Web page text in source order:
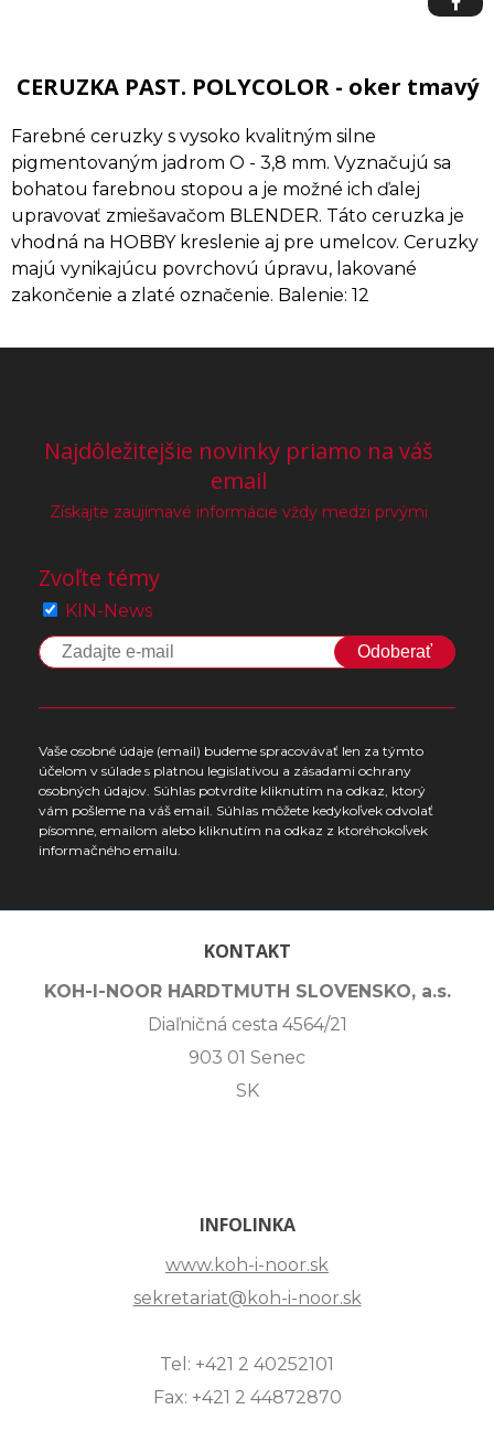
CERUZKA PAST. POLYCOLOR - oker tmavý
Farebné ceruzky s vysoko kvalitným silne
pigmentovaným jadrom O - 3,8 mm. Vyznačujú sa
bohatou farebnou stopou a je možné ich ďalej
upravovať zmiešavačom BLENDER. Táto ceruzka je
vhodná na HOBBY kreslenie aj pre umelcov. Ceruzky
majú vynikajúcu povrchovú úpravu, lakované
zakončenie a zlaté označenie. Balenie: 12
Najdôležitejšie novinky priamo na váš
email
Získajte zaujímavé informácie vždy medzi prvými
Zvoľte témy
KIN-News
Odoberať
Vaše osobné údaje (email) budeme spracovávať len za týmto
účelom v súlade s platnou legislatívou a zásadami ochrany
osobných údajov. Súhlas potvrdíte kliknutím na odkaz, ktorý
vám pošleme na váš email. Súhlas môžete kedykoľvek odvolať
písomne, emailom alebo kliknutím na odkaz z ktoréhokoľvek
informačného emailu.
KONTAKT
KOH-I-NOOR HARDTMUTH SLOVENSKO, a.s.
Diaľničná cesta 4564/21
903 01 Senec
SK
INFOLINKA
www.koh-i-noor.sk
sekretariat@koh-i-noor.sk
Tel: +421 2 40252101
Fax: +421 2 44872870